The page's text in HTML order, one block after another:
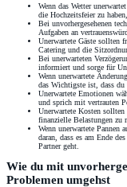
Wenn das Wetter
die Hochzeitsfeier zu
Bei unvorhergesehenen
Aufgaben an
Unerwartete Gäste sollten
Catering und die
Bei unerwarteten
informiert und sorge für
Wenn unerwartete
das Wichtigste ist, dass du
Unerwartete Emotionen
und sprich mit vertrauten
Unerwartete Kosten
finanzielle Belastungen zu
Wenn unerwartete Pannen
daran, dass es am Ende
Partner geht.
Wie du mit
Problemen umgehst